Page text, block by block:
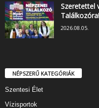
Szeretettel
2026.08.05.
NÉPSZERŰ KATEGÓRIÁK
Szentesi Élet
Vízisportok